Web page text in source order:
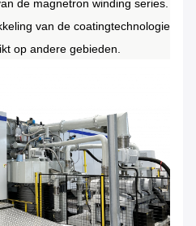
de magnetron winding series.
van de coatingtechnologie
op andere gebieden.